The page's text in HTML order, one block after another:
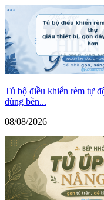
Tủ bộ điều khiển rèm tự
dùng bền...
08/08/2026